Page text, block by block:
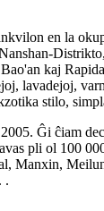
en la
kaj
lavadejoj,
stilo,
Ĝi ĉiam
pli ol 100
Manxin,
.